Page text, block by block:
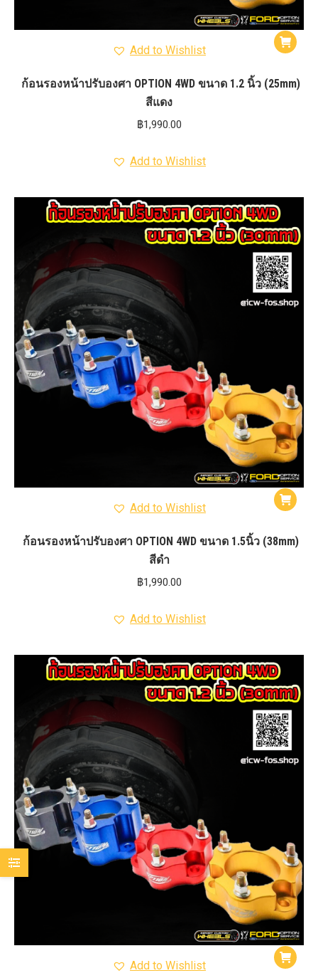
Add to Wishlist
ก้อนรองหน้าปรับองศา OPTION 4WD ขนาด 1.2 นิ้ว (25mm)
สีแดง
฿1,990.00
Add to Wishlist
Add to Wishlist
ก้อนรองหน้าปรับองศา OPTION 4WD ขนาด 1.5นิ้ว (38mm)
สีดำ
฿1,990.00
Add to Wishlist
Add to Wishlist